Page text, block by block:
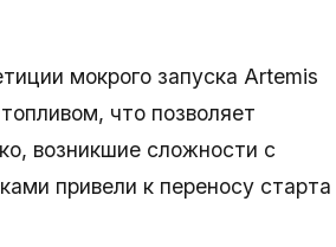
мокрого запуска Artemis
что позволяет
возникшие сложности с
привели к переносу старта